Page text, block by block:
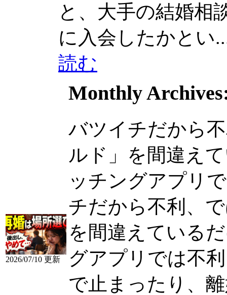
と、大手の結婚相
に入会したかとい
読む
2026/07/10 更新
Monthly
バツイチだから
ルド」を間違え
ッチングアプリ
チだから不利、
を間違えている
グアプリでは不
で止まったり、